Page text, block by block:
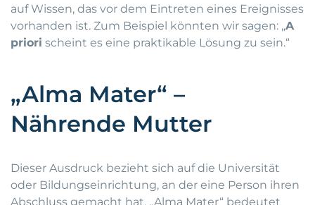
auf Wissen, das vor dem Eintreten eines Ereignisses
vorhanden ist. Zum Beispiel könnten wir sagen: „A
priori scheint es eine praktikable Lösung zu sein.“
„Alma Mater“ –
Nährende Mutter
Dieser Ausdruck bezieht sich auf die Universität
oder Bildungseinrichtung, an der eine Person ihren
Abschluss gemacht hat. „Alma Mater“ bedeutet